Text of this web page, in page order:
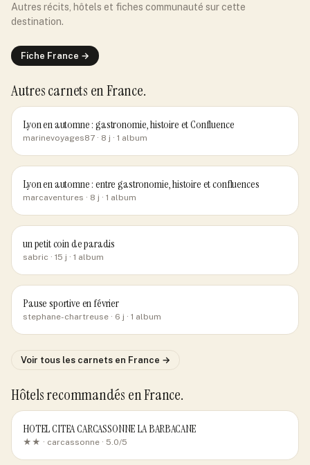
Autres récits, hôtels et fiches communauté sur cette
destination.
Fiche France →
Autres carnets en France.
Lyon en automne : gastronomie, histoire et Confluence
marinevoyages87 · 8 j · 1 album
Lyon en automne : entre gastronomie, histoire et confluences
marcaventures · 8 j · 1 album
un petit coin de paradis
sabric · 15 j · 1 album
Pause sportive en février
stephane-chartreuse · 6 j · 1 album
Voir tous les carnets en France →
Hôtels recommandés en France.
HOTEL CITEA CARCASSONNE LA BARBACANE
★★ · carcassonne · 5.0/5